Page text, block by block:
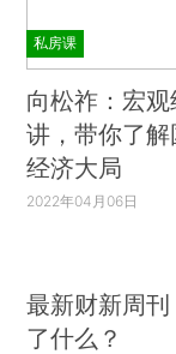
私房课
向松祚：宏
讲，带你了
经济大局
2022年04月06日
最新财新周
了什么？